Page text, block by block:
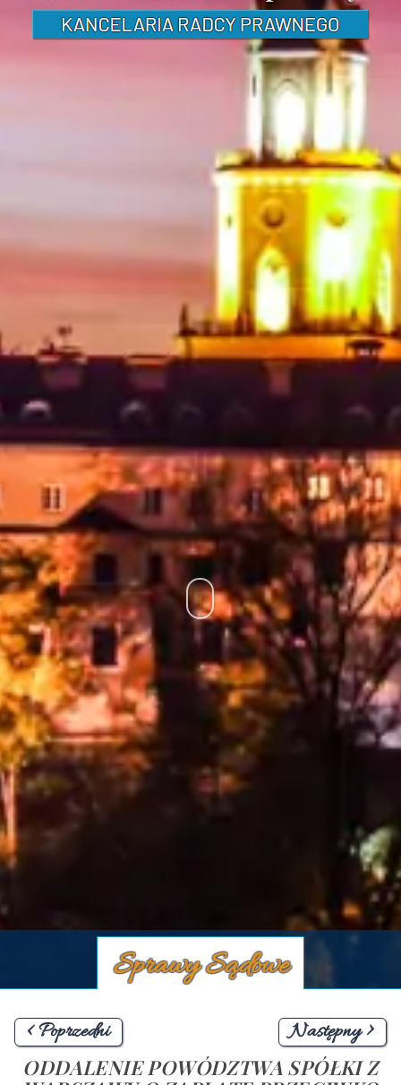
Sprawy Sądowe
< Poprzedni
Następny >
ODDALENIE POWÓDZTWA SPÓŁKI Z